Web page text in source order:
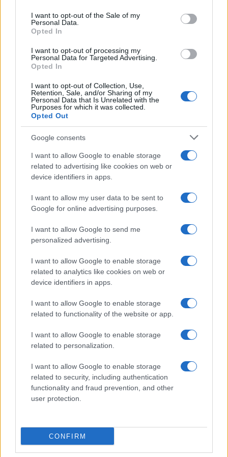
consent section.
I want to opt-out of the Sale of my
Personal Data.
Opted In
I want to opt-out of processing my
Personal Data for Targeted Advertising.
Opted In
I want to opt-out of Collection, Use,
Retention, Sale, and/or Sharing of my
Personal Data that Is Unrelated with the
Purposes for which it was collected.
Opted Out
Google consents
I want to allow Google to enable storage
related to advertising like cookies on web or
device identifiers in apps.
I want to allow my user data to be sent to
Google for online advertising purposes.
I want to allow Google to send me
personalized advertising.
I want to allow Google to enable storage
related to analytics like cookies on web or
device identifiers in apps.
I want to allow Google to enable storage
related to functionality of the website or app.
I want to allow Google to enable storage
related to personalization.
I want to allow Google to enable storage
related to security, including authentication
functionality and fraud prevention, and other
user protection.
CONFIRM
πληγέντες του δυστυχήματος στα
Τέμπη – Πότε ξεκινά
ΟΔΗΓΟΣ με τα δικαιολογητικά
νεοδιόριστων εκπαιδευτικών
Ποιοί πρέπει να καταθέσουν εκ
νέου δικαιολογητικά
Αναπληρωτές: Η διαδικασία για
τα δικαιολογητικά στο ΟΠΣΥΔ
Ηλεκτρονικός Φάκελος Ακινήτου:
Τα 11 δικαιολογητικά για
μεταβίβαση
10/03/2023 - 18:07
υποβολή δικαιολογητικών – Τι
08/03/2023 - 13:40